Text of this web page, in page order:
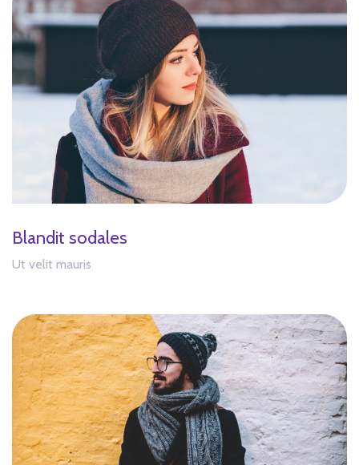
Blandit sodales
Ut velit mauris